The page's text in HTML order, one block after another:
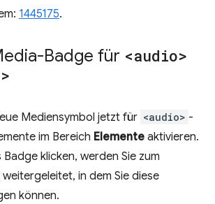
1445175.
Badge für <audio>
Mediensymbol jetzt für <audio> -
im Bereich Elemente aktivieren.
klicken, werden Sie zum
weitergeleitet, in dem Sie diese
können.